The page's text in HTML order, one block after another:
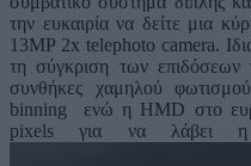
την ευκαιρία να δείτε μια
13MP 2x telephoto camera.
τη σύγκριση των
συνθήκες χαμηλού
binning ενώ η HMD στο
pixels για να λάβει η